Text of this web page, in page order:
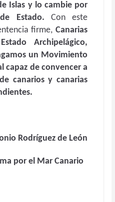
Islas y lo cambie por
Estado. Con este
firme, Canarias
Archipelágico,
un Movimiento
capaz de convencer a
canarios y canarias
Rodríguez de León
por el Mar Canario